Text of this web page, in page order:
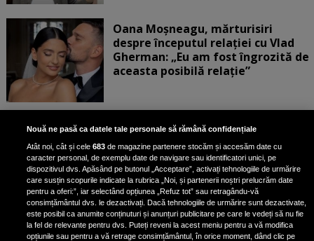
Oana Moșneagu, mărturisiri
despre începutul relației cu Vlad
Gherman: „Eu am fost îngrozită de
aceasta posibilă relație”
Unde locuiesc Alberto Guță și
iubita lui, după ce au plecat din
casa Narcisei Balaban: „Noi
suntem într-o casă cu două-trei
etaje”
Oana Roman, achiziție după
Nouă ne pasă ca datele tale personale să rămână confidențiale
Atât noi, cât și cele683 de magazine partenere stocăm și accesăm date cu
caracter personal, de exemplu date de navigare sau identificatori unici, pe
dispozitivul dvs. Apăsând pe butonul „Acceptare”, activați tehnologiile de urmărire
care susțin scopurile indicate la rubrica „Noi, și partenerii noștri prelucrăm date
pentru a oferi:”, iar selectând opțiunea „Refuz tot” sau retragându-vă
consimțământul dvs. le dezactivați. Dacă tehnologiile de urmărire sunt dezactivate,
este posibil ca anumite conținuturi și anunțuri publicitare pe care le vedeți să nu fie
la fel de relevante pentru dvs. Puteți reveni la acest meniu pentru a vă modifica
opțiunile sau pentru a vă retrage consimțământul, în orice moment, dând clic pe